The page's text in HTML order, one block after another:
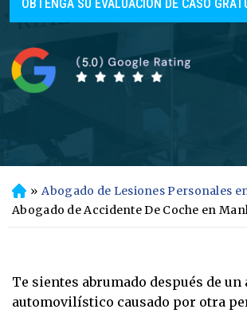
OBTENGA SU EVALUACIÓN DE CASO
In
ici
» Abogado de Lesiones Personales
Abogado de Accidente De Coche en
Te sientes abrumado después de un
automovilístico causado por otra